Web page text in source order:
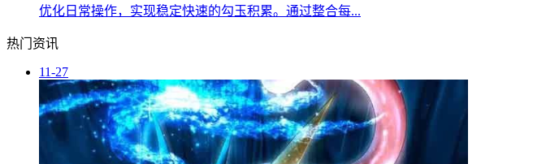
优化日常操作，实现稳定快速的勾玉积累。通过整合每...
热门资讯
11-27